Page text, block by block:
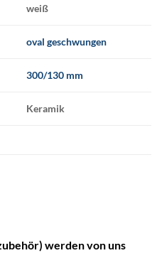
weiß
oval geschwungen
300/130 mm
Keramik
werden von uns